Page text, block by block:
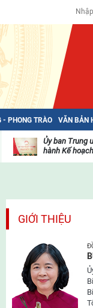
- PHONG TRÀO VĂN BẢN
mặt
trận
Ủy ban Trung
hành Kế
GIỚI THIỆU